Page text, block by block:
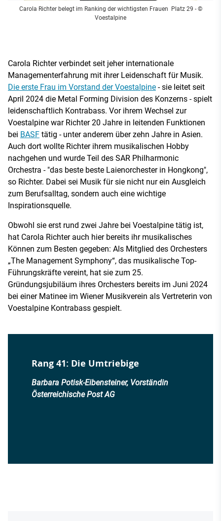
Carola Richter belegt im Ranking der wichtigsten Frauen Platz 29 - ©
Voestalpine
Carola Richter verbindet seit jeher internationale
Managementerfahrung mit ihrer Leidenschaft für Musik.
Die erste Frau im Vorstand der Voestalpine - sie leitet seit
April 2024 die Metal Forming Division des Konzerns - spielt
leidenschaftlich Kontrabass. Vor ihrem Wechsel zur
Voestalpine war Richter 20 Jahre in leitenden Funktionen
bei BASF tätig - unter anderem über zehn Jahre in Asien.
Auch dort wollte Richter ihrem musikalischen Hobby
nachgehen und wurde Teil des SAR Philharmonic
Orchestra - "das beste beste Laienorchester in Hongkong",
so Richter. Dabei sei Musik für sie nicht nur ein Ausgleich
zum Berufsalltag, sondern auch eine wichtige
Inspirationsquelle.
Obwohl sie erst rund zwei Jahre bei Voestalpine tätig ist,
hat Carola Richter auch hier bereits ihr musikalisches
Können zum Besten gegeben: Als Mitglied des Orchesters
„The Management Symphony“, das musikalische Top-
Führungskräfte vereint, hat sie zum 25.
Gründungsjubiläum ihres Orchesters bereits im Juni 2024
bei einer Matinee im Wiener Musikverein als Vertreterin von
Voestalpine Kontrabass gespielt.
Rang 41: Die Umtriebige
Barbara Potisk-Eibensteiner, Vorständin
Österreichische Post AG